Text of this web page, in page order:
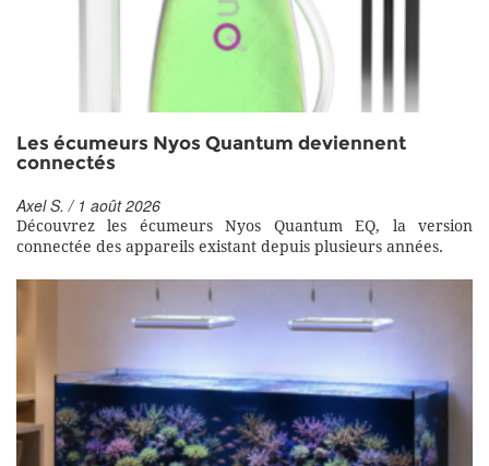
Les écumeurs Nyos Quantum deviennent
connectés
Axel S. / 1 août 2026
Découvrez les écumeurs Nyos Quantum EQ, la version
connectée des appareils existant depuis plusieurs années.